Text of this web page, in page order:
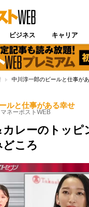
ビジネス キャリア
中川淳一郎のビールと仕事が
ルと仕事がある幸せ
マネーポストWEB
カレーのトッピ
どころ